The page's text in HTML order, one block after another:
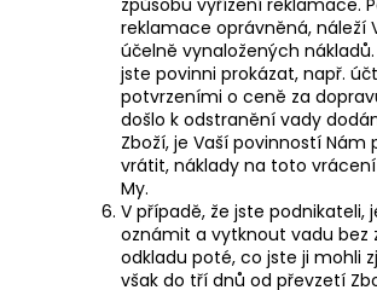
reklamace oprávněná, náleží
účelně vynaložených
jste povinni prokázat, např.
potvrzeními o ceně za
došlo k odstranění vady
Zboží, je Vaší povinností Nám
vrátit, náklady na toto
My.
V případě, že jste podnikateli,
oznámit a vytknout vadu bez
odkladu poté, co jste ji mohli
však do tří dnů od převzetí